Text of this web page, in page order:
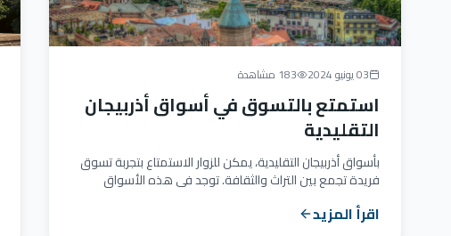
03 يونيو 2024 183 مشاهدة
استمتع بالتسوق في أسواق أذربيجان
التقليدية
بأسواق أذربيجان التقليدية، يمكن للزوار الاستمتاع بتجربة تسوق
فريدة تجمع بين التراث والثقافة. توجد في هذه الأسواق
اقرأ المزيد